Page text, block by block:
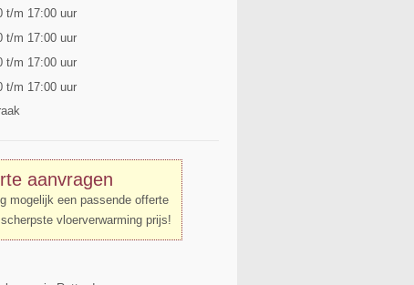
t/m 17:00 uur
t/m 17:00 uur
t/m 17:00 uur
t/m 17:00 uur
aanvragen
mogelijk een passende offerte
vloerverwarming prijs!